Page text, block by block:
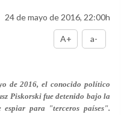
24 de mayo de 2016, 22:00h
A+ a-
de 2016, el conocido político
Piskorski fue detenido bajo la
espiar para "terceros países".